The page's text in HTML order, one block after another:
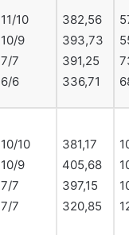
11/10
10/9
7/7
6/6
382,56
393,73
391,25
336,71
10/10
10/9
7/7
7/7
381,17
405,68
397,15
320,85